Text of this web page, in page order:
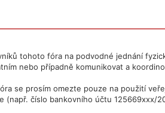
tohoto fóra na podvodné jednání
nebo případně komunikovat a
se prosím omezte pouze na použití
(např. číslo bankovního účtu